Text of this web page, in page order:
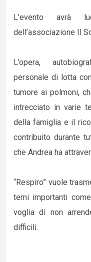
L’evento avrà
dell’associazione Il
L’opera,
personale di lotta
tumore ai polmoni,
intrecciato in varie
della famiglia e il
contribuito durante
che Andrea ha
“Respiro” vuole
temi importanti
voglia di non
difficili.